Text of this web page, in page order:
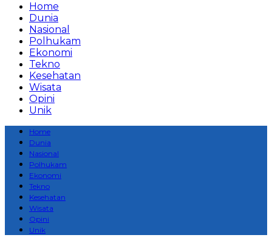
Home
Dunia
Nasional
Polhukam
Ekonomi
Tekno
Kesehatan
Wisata
Opini
Unik
Home
Dunia
Nasional
Polhukam
Ekonomi
Tekno
Kesehatan
Wisata
Opini
Unik